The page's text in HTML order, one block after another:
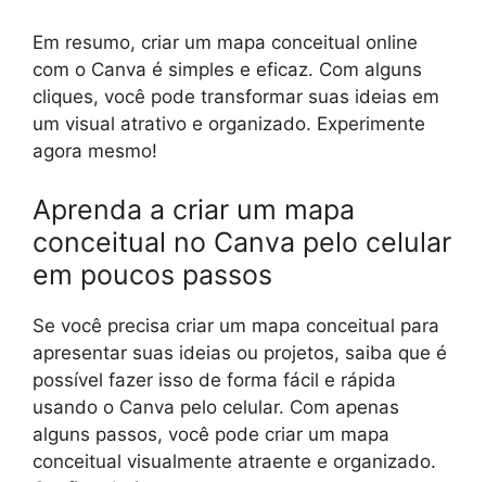
Em resumo, criar um mapa conceitual online
com o Canva é simples e eficaz. Com alguns
cliques, você pode transformar suas ideias em
um visual atrativo e organizado. Experimente
agora mesmo!
Aprenda a criar um mapa
conceitual no Canva pelo celular
em poucos passos
Se você precisa criar um mapa conceitual para
apresentar suas ideias ou projetos, saiba que é
possível fazer isso de forma fácil e rápida
usando o Canva pelo celular. Com apenas
alguns passos, você pode criar um mapa
conceitual visualmente atraente e organizado.